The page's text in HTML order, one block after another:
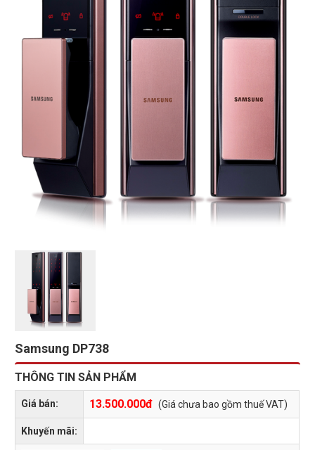
Samsung DP738
THÔNG TIN SẢN PHẨM
Giá bán: 13.500.000đ (Giá chưa bao gồm thuế VAT)
Khuyến mãi: